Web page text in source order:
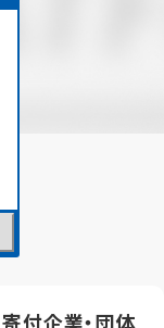
寄付企業・団体